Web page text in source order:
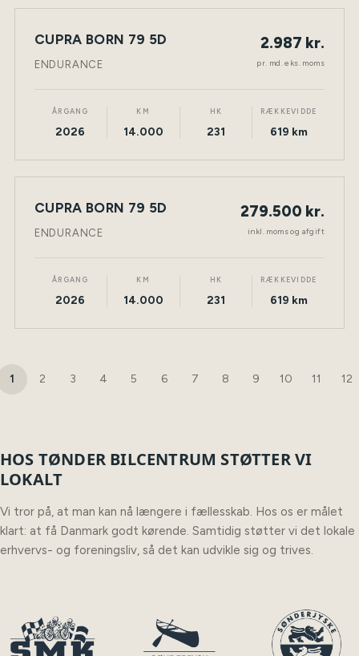
LEASING NY BIL TØNDER
CUPRA BORN 79 5D
ENDURANCE
2.987 kr.
pr. md. eks. moms
ÅRGANG
2026
KM
14.000
HK
231
RÆKKEVIDDE
619 km
NY BIL ELEKTRISK TØNDER
CUPRA BORN 79 5D
ENDURANCE
279.500 kr.
inkl. moms og afgift
ÅRGANG
2026
KM
14.000
HK
231
RÆKKEVIDDE
619 km
1 2 3 4 5 6 7 8 9 10 11 12
HOS TØNDER BILCENTRUM STØTTER VI
LOKALT
Vi tror på, at man kan nå længere i fællesskab. Hos os er målet
klart: at få Danmark godt kørende. Samtidig støtter vi det lokale
erhvervs- og foreningsliv, så det kan udvikle sig og trives.